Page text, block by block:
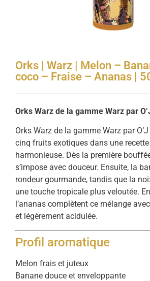
Orks | Warz | Melon –
coco – Fraise – Ananas |
Orks Warz de la gamme Warz par
Orks Warz de la gamme Warz par
cinq fruits exotiques dans une
harmonieuse. Dès la première
s’impose avec douceur. Ensuite, la
rondeur gourmande, tandis que la
une touche tropicale plus veloutée.
l’ananas complètent ce mélange
et légèrement acidulée.
Profil aromatique
Melon frais et juteux
Banane douce et enveloppante